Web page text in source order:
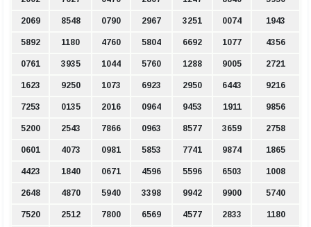
2069 8548 0790 2967 3251 0074 1943
5892 1180 4760 5804 6692 1077 4356
0761 3935 1044 5760 1288 9005 2721
1623 9250 1073 6923 2950 6443 9216
7253 0135 2016 0964 9453 1911 9856
5200 2543 7866 0963 8577 3659 2758
0601 4073 0981 5853 7741 9874 1865
4423 1840 0671 4596 5596 6503 1008
2648 4870 5940 3398 9942 9900 5740
7520 2512 7800 6569 4577 2833 1180